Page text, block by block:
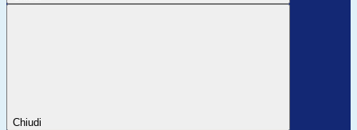
Chiudi